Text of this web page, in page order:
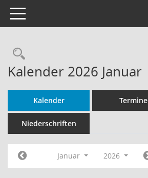
Toggle navigation
Rechercheauswahl
Kalender 2026 Januar
Kalender Termine
Niederschriften
Januar 2026